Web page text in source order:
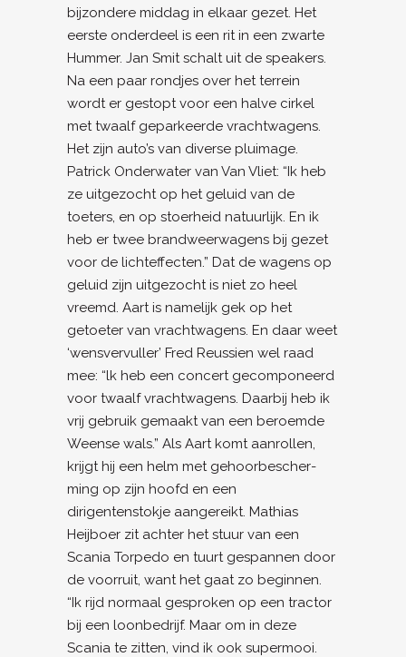
bijzondere middag in elkaar gezet. Het
eerste onderdeel is een rit in een zwarte
Hummer. Jan Smit schalt uit de speakers.
Na een paar rondjes over het terrein
wordt er gestopt voor een halve cirkel
met twaalf geparkeerde vrachtwagens.
Het zijn auto’s van diverse pluimage.
Patrick Onderwater van Van Vliet: “Ik heb
ze uitgezocht op het geluid van de
toeters, en op stoerheid natuurlijk. En ik
heb er twee brandweerwagens bij gezet
voor de lichteffecten.” Dat de wagens op
geluid zijn uitgezocht is niet zo heel
vreemd. Aart is namelijk gek op het
getoeter van vrachtwagens. En daar weet
‘wensvervuller’ Fred Reussien wel raad
mee: “lk heb een concert gecomponeerd
voor twaalf vrachtwagens. Daarbij heb ik
vrij gebruik gemaakt van een beroemde
Weense wals.” Als Aart komt aanrollen,
krijgt hij een helm met gehoorbescher­
ming op zijn hoofd en een
dirigentenstokje aangereikt. Mathias
Heijboer zit achter het stuur van een
Scania Torpedo en tuurt gespannen door
de voorruit, want het gaat zo beginnen.
“Ik rijd normaal gesproken op een tractor
bij een loonbedrijf. Maar om in deze
Scania te zitten, vind ik ook supermooi.